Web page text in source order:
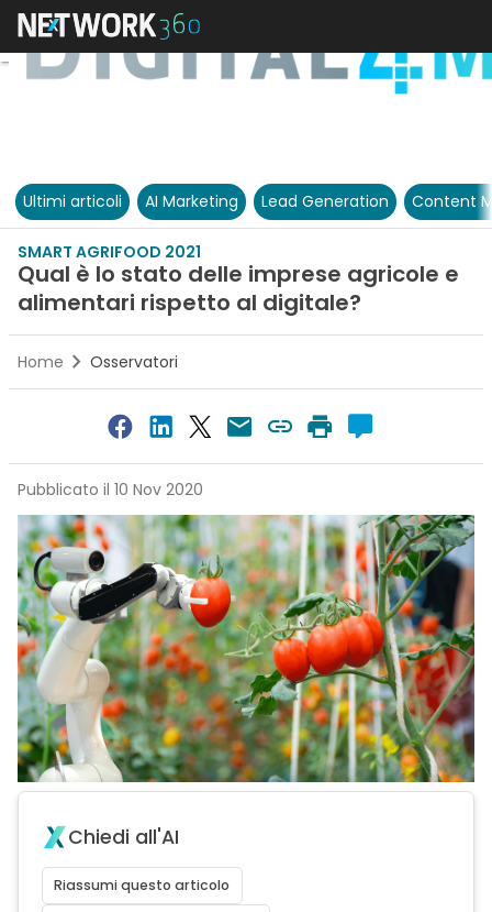
Ultimi articoli AI Marketing Lead Generation Content
SMART AGRIFOOD 2021
Qual è lo stato delle imprese agricole e
alimentari rispetto al digitale?
Home Osservatori
Pubblicato il 10 Nov 2020
Chiedi all'AI
Riassumi questo articolo